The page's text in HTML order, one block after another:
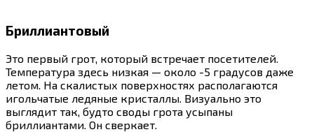
Бриллиантовый
Это первый грот, который встречает посетителей.
Температура здесь низкая — около -5 градусов даже
летом. На скалистых поверхностях располагаются
игольчатые ледяные кристаллы. Визуально это
выглядит так, будто своды грота усыпаны
бриллиантами. Он сверкает.